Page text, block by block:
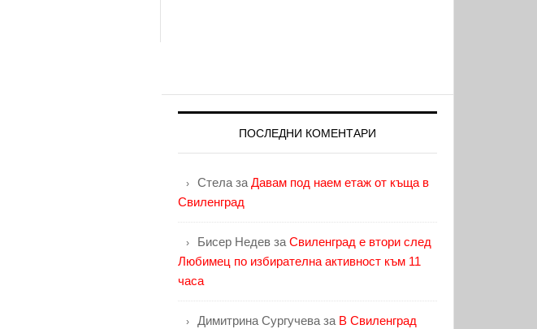
ПОСЛЕДНИ КОМЕНТАРИ
Стела за Давам под наем етаж от къща в
Свиленград
Бисер Недев за Свиленград е втори след
Любимец по избирателна активност към 11
часа
Димитрина Сургучева за В Свиленград